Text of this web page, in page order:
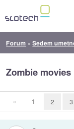
Forum »Sedem
Zombie movies
« 1 2 3